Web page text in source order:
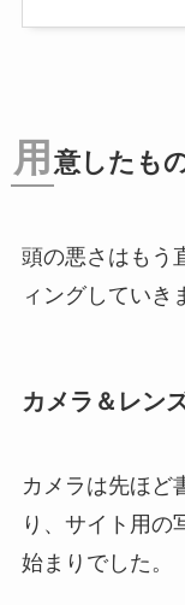
用 意したも
頭の悪さはもう
ィングしていき
カメラ＆レン
カメラは先ほど
り、サイト用の
始まりでした。